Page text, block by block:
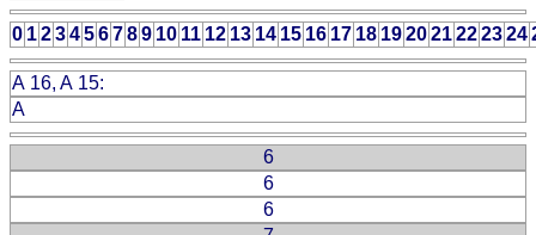
0 123456789 10 11 12 13 14 15 16 17 18 192021222324
A 16, A 15:
A
6
6
6